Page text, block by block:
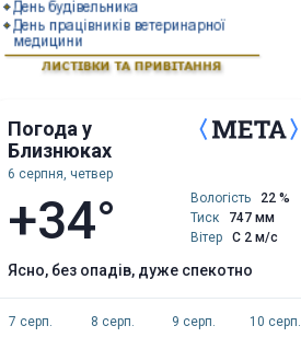
Погода у
Близнюках
6 серпня, четвер
+34° Вологість
22 %
Тиск
747 мм
Вітер
С 2 м/с
ясно, без опадів, дуже спекотно
7 серп. 8 серп. 9 серп. 10 серп.